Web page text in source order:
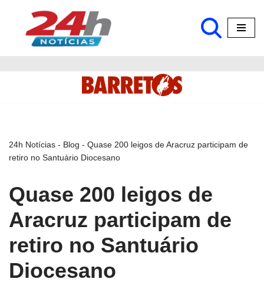
Pular
24h Notícias - Blog - Quase 200 leigos de Aracruz participam de
retiro no Santuário Diocesano
Quase 200 leigos de
Aracruz participam de
retiro no Santuário
Diocesano